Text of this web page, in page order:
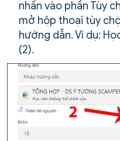
nhấn vào phần Tùy
mở hộp thoại tùy
hướng dẫn. Ví dụ:
(2).